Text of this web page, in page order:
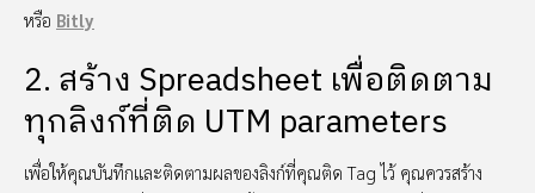
หรือ Bitly
2. สร้าง Spreadsheet เพื่อติดตาม
ทุกลิงก์ที่ติด UTM parameters
เพื่อให้คุณบันทึกและติดตามผลของลิงก์ที่คุณติด Tag ไว้ คุณควรสร้าง